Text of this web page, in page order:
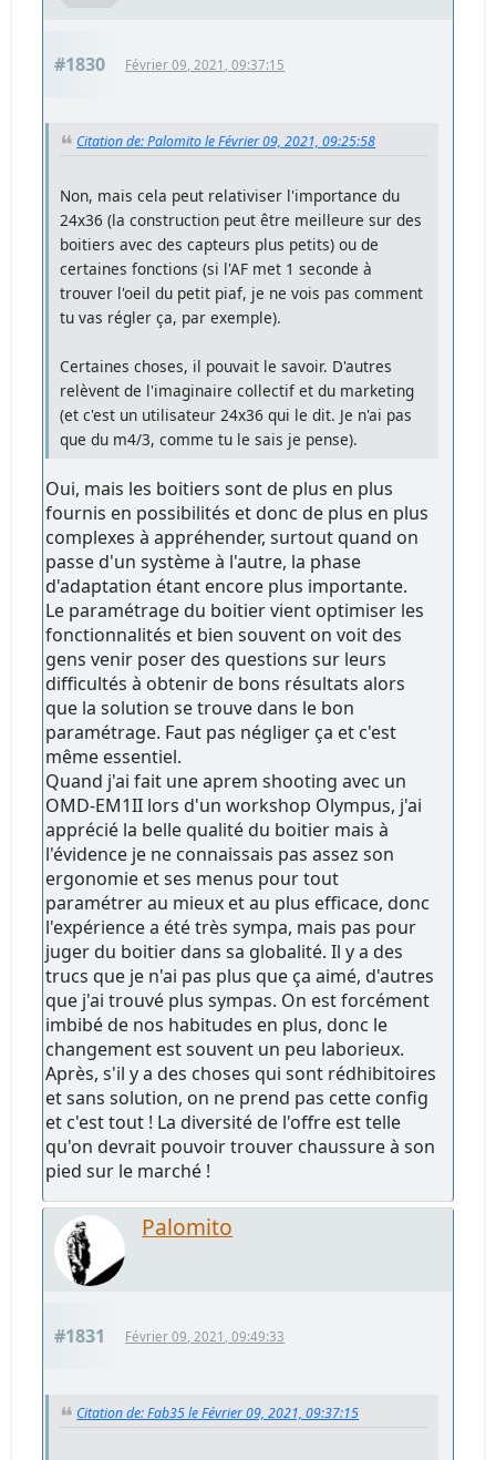
#1830 Février 09, 2021, 09:37:15
Citation de: Palomito le Février 09, 2021, 09:25:58
Non, mais cela peut relativiser l'importance du
24x36 (la construction peut être meilleure sur des
boitiers avec des capteurs plus petits) ou de
certaines fonctions (si l'AF met 1 seconde à
trouver l'oeil du petit piaf, je ne vois pas comment
tu vas régler ça, par exemple).
Certaines choses, il pouvait le savoir. D'autres
relèvent de l'imaginaire collectif et du marketing
(et c'est un utilisateur 24x36 qui le dit. Je n'ai pas
que du m4/3, comme tu le sais je pense).
Oui, mais les boitiers sont de plus en plus
fournis en possibilités et donc de plus en plus
complexes à appréhender, surtout quand on
passe d'un système à l'autre, la phase
d'adaptation étant encore plus importante.
Le paramétrage du boitier vient optimiser les
fonctionnalités et bien souvent on voit des
gens venir poser des questions sur leurs
difficultés à obtenir de bons résultats alors
que la solution se trouve dans le bon
paramétrage. Faut pas négliger ça et c'est
même essentiel.
Quand j'ai fait une aprem shooting avec un
OMD-EM1II lors d'un workshop Olympus, j'ai
apprécié la belle qualité du boitier mais à
l'évidence je ne connaissais pas assez son
ergonomie et ses menus pour tout
paramétrer au mieux et au plus efficace, donc
l'expérience a été très sympa, mais pas pour
juger du boitier dans sa globalité. Il y a des
trucs que je n'ai pas plus que ça aimé, d'autres
que j'ai trouvé plus sympas. On est forcément
imbibé de nos habitudes en plus, donc le
changement est souvent un peu laborieux.
Après, s'il y a des choses qui sont rédhibitoires
et sans solution, on ne prend pas cette config
et c'est tout ! La diversité de l'offre est telle
qu'on devrait pouvoir trouver chaussure à son
pied sur le marché !
Palomito
#1831 Février 09, 2021, 09:49:33
Citation de: Fab35 le Février 09, 2021, 09:37:15